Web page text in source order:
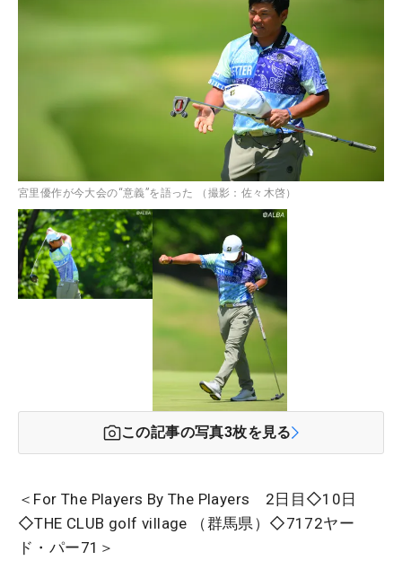
宮里優作が今大会の“意義”を語った （撮影：佐々木啓）
この記事の写真3枚を見る
＜For The Players By The Players 2日目◇10日
◇THE CLUB golf village （群馬県）◇7172ヤー
ド・パー71＞